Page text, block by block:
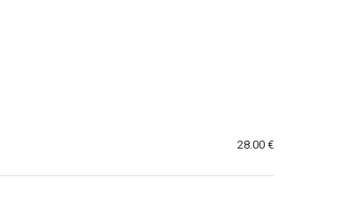
28.00 €